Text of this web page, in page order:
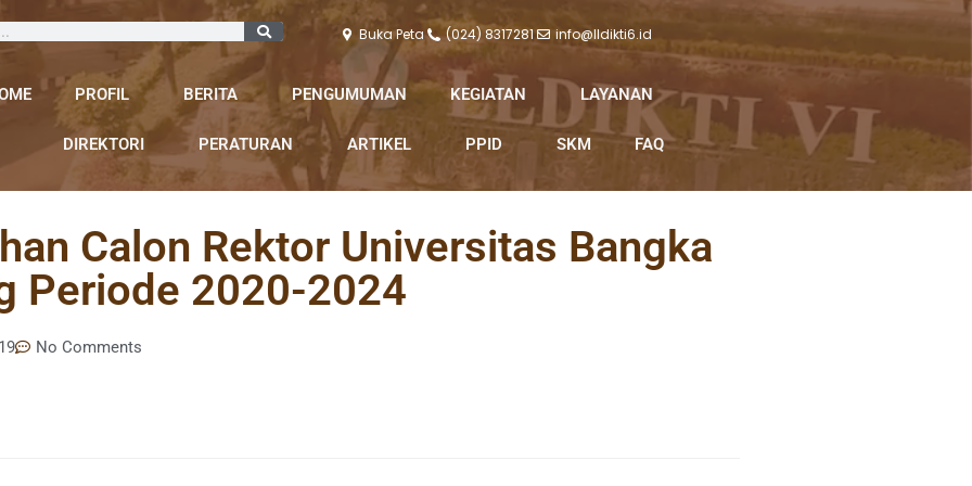
Buka Peta (024) 8317281 info@lldikti6.id
PROFIL BERITA PENGUMUMAN KEGIATAN LAYANAN
DIREKTORI PERATURAN ARTIKEL PPID SKM FAQ
Calon Rektor Universitas Bangka
Periode 2020-2024
No Comments